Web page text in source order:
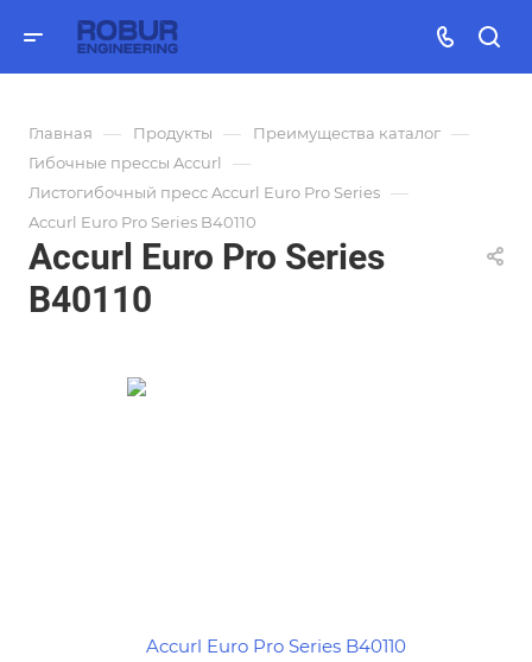
Главная — Продукты — Преимущества каталог —
Гибочные прессы Accurl —
Листогибочный пресс Accurl Euro Pro Series —
Accurl Euro Pro Series B40110
Accurl Euro Pro Series
B40110